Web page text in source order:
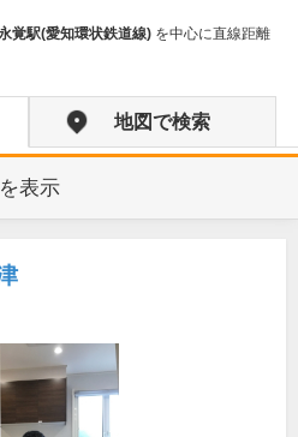
覚駅(愛知環状鉄道線) を中心に直線距離
地図で検索
表示